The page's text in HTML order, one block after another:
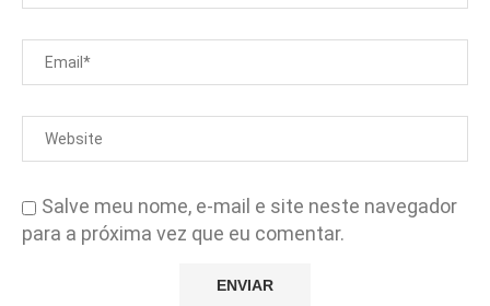
Salve meu nome, e-mail e site neste navegador
para a próxima vez que eu comentar.